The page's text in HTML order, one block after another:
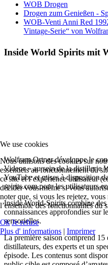
WOB Drogen
Drogen zum Genießen -
WOB-Venti Anni Red
Vintage-Serie“ von
Inside World Spirits mit
Wolfram Ortner développe le
Videos » au sein de la distillerie
YouTube et mises à disposition
spirits.com pour les utilisateurs
Inside World-Spirits combine
connaissances approfondies sur
sensorielles.
La première saison comprend 15
distillateurs, des experts et un
épisode. Les contenus sont
We use cookies
Nous utilisons des cookies sur
essentiels au fonctionnement du
ce site et l’expérience utilisateur
décider vous-même si vous
noter que, si vous les rejetez,
l’ensemble des fonctionnalités du
Ok Je refuse
Plus d' informations | Imprimer